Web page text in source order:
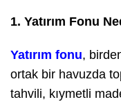
1. Yatırım Fonu
Yatırım fonu,
ortak bir havuzda
tahvili, kıymetli